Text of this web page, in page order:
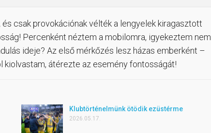
csak provokációnak vélték a lengyelek kiragasztott
Percenként néztem a mobilomra, igyekeztem nem
ideje? Az első mérkőzés lesz házas emberként –
kiolvastam, átérezte az esemény fontosságát!
Klubtörténelmünk ötödik ezüstérme
2026.05.17.